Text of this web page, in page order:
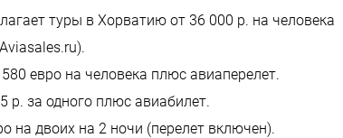
туры в Хорватию от 36 000 р. на человека
евро на человека плюс авиаперелет.
р. за одного плюс авиабилет.
на двоих на 2 ночи (перелет включен).